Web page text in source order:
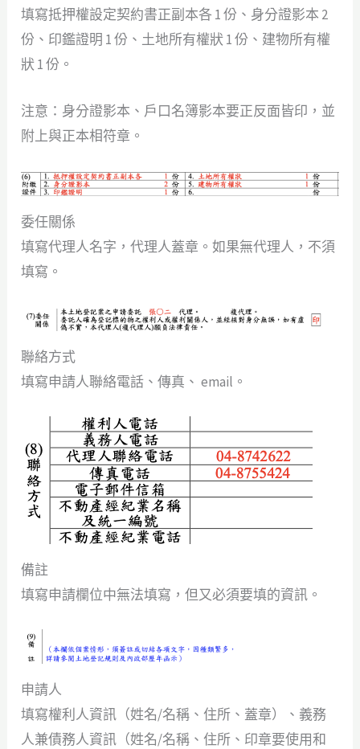
填寫抵押權設定契約書正副本各 1 份、身分證影本 2
份、印鑑證明 1 份、土地所有權狀 1 份、建物所有權
狀 1 份。
注意：身分證影本、戶口名簿影本要正反面皆印，並
附上與正本相符章。
委任關係
填寫代理人名字，代理人蓋章。如果無代理人，不須
填寫。
聯絡方式
填寫申請人聯絡電話、傳真、 email。
備註
填寫申請欄位中無法填寫，但又必須要填的資訊。
申請人
填寫權利人資訊（姓名/名稱、住所、蓋章）、義務
人兼債務人資訊（姓名/名稱、住所、印章要使用和